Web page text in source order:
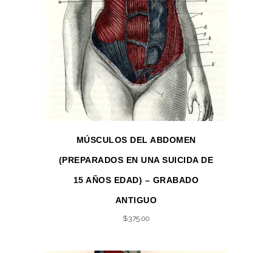
MÚSCULOS DEL ABDOMEN
(PREPARADOS EN UNA SUICIDA DE
15 AÑOS EDAD) – GRABADO
ANTIGUO
$375.00